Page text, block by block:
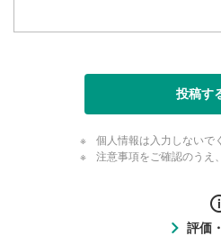
投稿す
個人情報は入力しないで
注意事項をご確認のうえ
評価